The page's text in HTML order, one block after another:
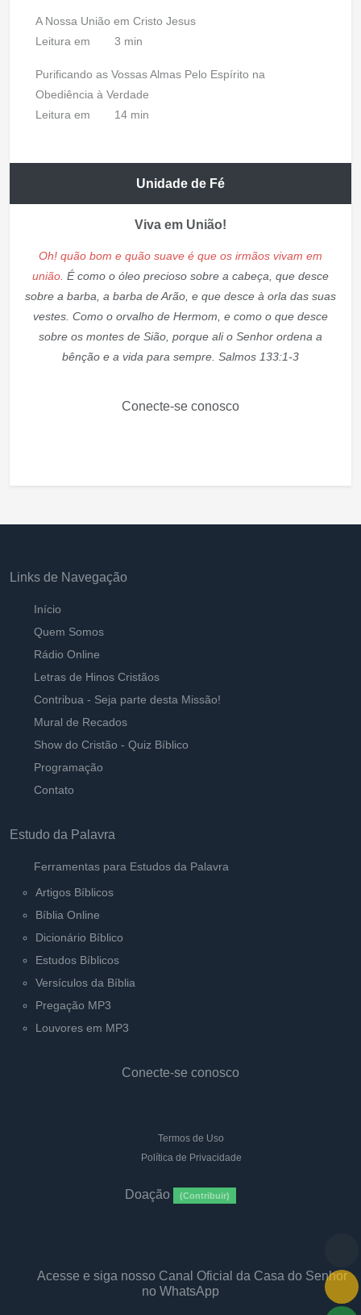
A Nossa União em Cristo Jesus
Leitura em
3 min
Purificando as Vossas Almas Pelo Espírito na
Obediência à Verdade
Leitura em
14 min
Unidade de Fé
Viva em União!
Oh! quão bom e quão suave é que os irmãos vivam em
união. É como o óleo precioso sobre a cabeça, que desce
sobre a barba, a barba de Arão, e que desce à orla das suas
vestes. Como o orvalho de Hermom, e como o que desce
sobre os montes de Sião, porque ali o Senhor ordena a
bênção e a vida para sempre. Salmos 133:1-3
Conecte-se conosco
Links de Navegação
Início
Quem Somos
Rádio Online
Letras de Hinos Cristãos
Contribua - Seja parte desta Missão!
Mural de Recados
Show do Cristão - Quiz Bíblico
Programação
Contato
Estudo da Palavra
Ferramentas para Estudos da Palavra
Artigos Bíblicos
Bíblia Online
Dicionário Bíblico
Estudos Bíblicos
Versículos da Bíblia
Pregação MP3
Louvores em MP3
Conecte-se conosco
Termos de Uso
Política de Privacidade
Doação (Contribuir)
Acesse e siga nosso Canal Oficial da Casa do Senhor
no WhatsApp